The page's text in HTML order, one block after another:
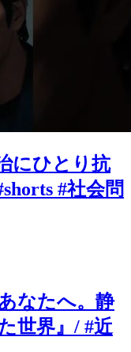
にひとり抗
#社会問
なたへ。静
世界』/ #近